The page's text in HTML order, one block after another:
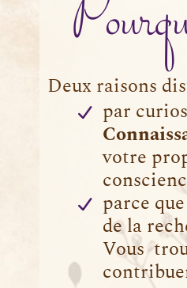
Deux raisons
par
votre
parce
de la
Vous